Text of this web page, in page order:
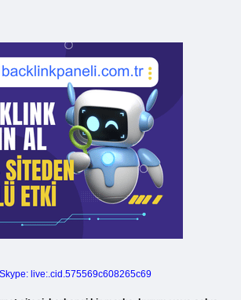
Skype: live:.cid.575569c608265c69